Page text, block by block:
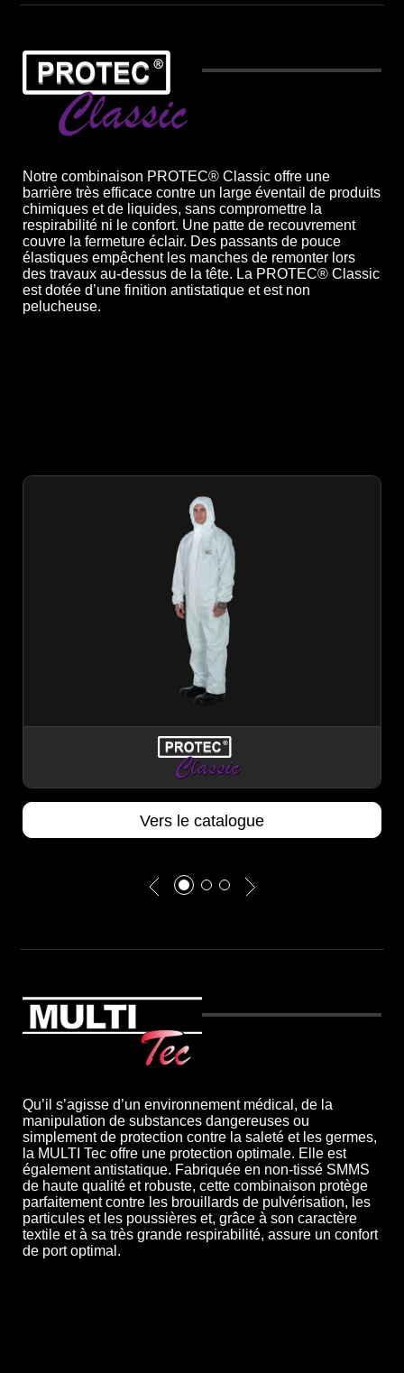
Notre combinaison PROTEC® Classic offre une
barrière très efficace contre un large éventail de produits
chimiques et de liquides, sans compromettre la
respirabilité ni le confort. Une patte de recouvrement
couvre la fermeture éclair. Des passants de pouce
élastiques empêchent les manches de remonter lors
des travaux au-dessus de la tête. La PROTEC® Classic
est dotée d’une finition antistatique et est non
pelucheuse.
Vers le catalogue
Qu’il s’agisse d’un environnement médical, de la
manipulation de substances dangereuses ou
simplement de protection contre la saleté et les germes,
la MULTI Tec offre une protection optimale. Elle est
également antistatique. Fabriquée en non-tissé SMMS
de haute qualité et robuste, cette combinaison protège
parfaitement contre les brouillards de pulvérisation, les
particules et les poussières et, grâce à son caractère
textile et à sa très grande respirabilité, assure un confort
de port optimal.